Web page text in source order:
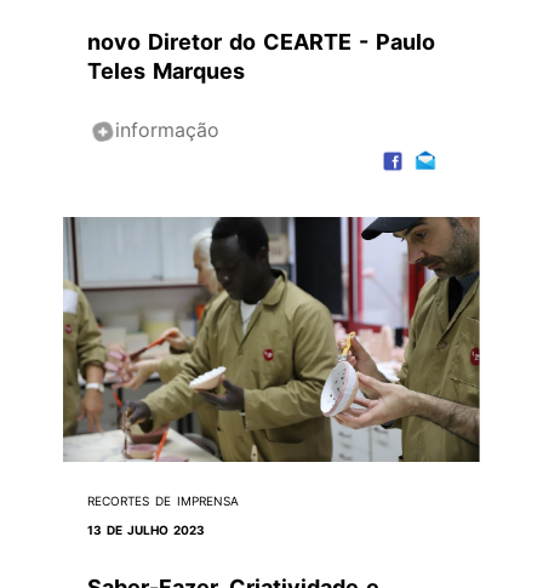
novo Diretor do CEARTE - Paulo
Teles Marques
informação
RECORTES DE IMPRENSA
13 DE JULHO 2023